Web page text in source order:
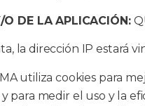
O DE LA APLICACIÓN:
la dirección IP estará
utiliza cookies para
para medir el uso y la